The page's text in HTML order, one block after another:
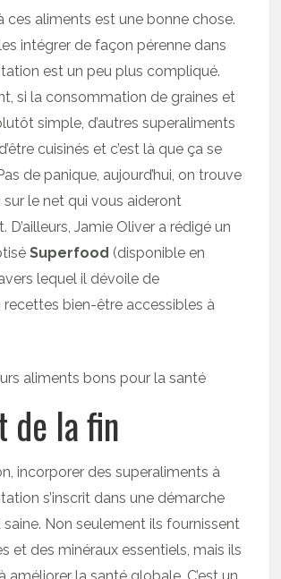
ces aliments est une bonne chose.
intégrer de façon pérenne dans
est un peu plus compliqué.
si la consommation de graines et
simple, d’autres superaliments
cuisinés et c’est là que ça se
de panique, aujourd’hui, on trouve
le net qui vous aideront
D’ailleurs, Jamie Oliver a rédigé un
Superfood (disponible en
lequel il dévoile de
recettes bien-être accessibles à
de la fin
incorporer des superaliments à
s’inscrit dans une démarche
Non seulement ils fournissent
et des minéraux essentiels, mais ils